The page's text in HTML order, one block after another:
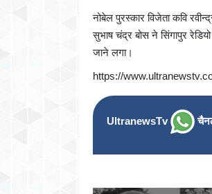
नोबेल पुरस्कार विजेता कवि
सुभाष चंद्र बोस ने सिंगापुर
जाने लगा।
https://
UltranewsTv